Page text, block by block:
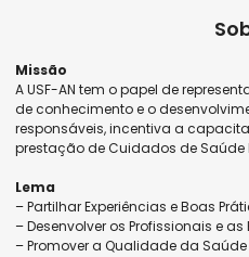
Missão
A USF-AN tem o papel de
de conhecimento e o
responsáveis, incentiva a
prestação de Cuidados de
Lema
– Partilhar Experiências e Boas
– Desenvolver os Profissionais e as
– Promover a Qualidade da Saúde